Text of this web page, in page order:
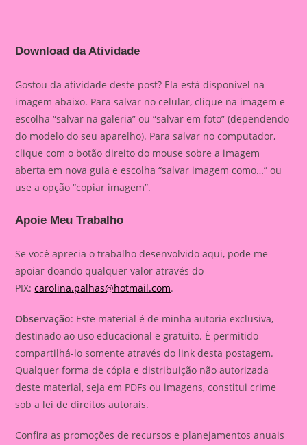
Download da Atividade
Gostou da atividade deste post? Ela está disponível na
imagem abaixo. Para salvar no celular, clique na imagem e
escolha “salvar na galeria” ou “salvar em foto” (dependendo
do modelo do seu aparelho). Para salvar no computador,
clique com o botão direito do mouse sobre a imagem
aberta em nova guia e escolha “salvar imagem como…” ou
use a opção “copiar imagem”.
Apoie Meu Trabalho
Se você aprecia o trabalho desenvolvido aqui, pode me
apoiar doando qualquer valor através do
PIX:carolina.palhas@hotmail.com.
Observação: Este material é de minha autoria exclusiva,
destinado ao uso educacional e gratuito. É permitido
compartilhá-lo somente através do link desta postagem.
Qualquer forma de cópia e distribuição não autorizada
deste material, seja em PDFs ou imagens, constitui crime
sob a lei de direitos autorais.
Confira as promoções de recursos e planejamentos anuais